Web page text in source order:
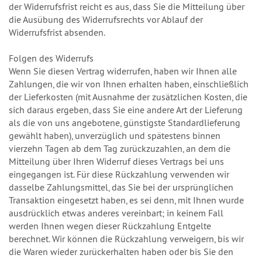
der Widerrufsfrist reicht es aus, dass Sie die Mitteilung über
die Ausübung des Widerrufsrechts vor Ablauf der
Widerrufsfrist absenden.
Folgen des Widerrufs
Wenn Sie diesen Vertrag widerrufen, haben wir Ihnen alle
Zahlungen, die wir von Ihnen erhalten haben, einschließlich
der Lieferkosten (mit Ausnahme der zusätzlichen Kosten, die
sich daraus ergeben, dass Sie eine andere Art der Lieferung
als die von uns angebotene, günstigste Standardlieferung
gewählt haben), unverzüglich und spätestens binnen
vierzehn Tagen ab dem Tag zurückzuzahlen, an dem die
Mitteilung über Ihren Widerruf dieses Vertrags bei uns
eingegangen ist. Für diese Rückzahlung verwenden wir
dasselbe Zahlungsmittel, das Sie bei der ursprünglichen
Transaktion eingesetzt haben, es sei denn, mit Ihnen wurde
ausdrücklich etwas anderes vereinbart; in keinem Fall
werden Ihnen wegen dieser Rückzahlung Entgelte
berechnet. Wir können die Rückzahlung verweigern, bis wir
die Waren wieder zurückerhalten haben oder bis Sie den